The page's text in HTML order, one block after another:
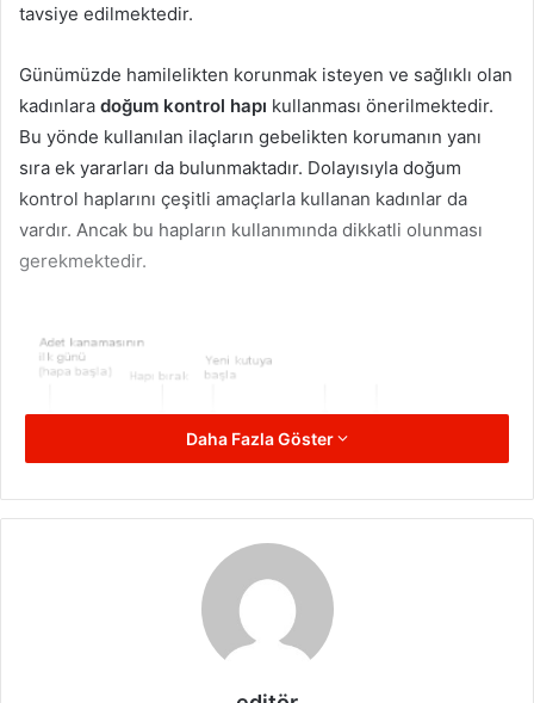
tavsiye edilmektedir.
Günümüzde hamilelikten korunmak isteyen ve sağlıklı olan
kadınlara doğum kontrol hapı kullanması önerilmektedir.
Bu yönde kullanılan ilaçların gebelikten korumanın yanı
sıra ek yararları da bulunmaktadır. Dolayısıyla doğum
kontrol haplarını çeşitli amaçlarla kullanan kadınlar da
vardır. Ancak bu hapların kullanımında dikkatli olunması
gerekmektedir.
Doğum Kontrol Hapı Kullanımı
Doğum kontrol hapı çeşitli amaçlarla kullanılmaktadır.
Sağladığı etkilere bakıldığında bu haplar adet düzeninin
sağlamakta, adet öncesi yaşanan şişkinlik, ödem ve buna
Daha Fazla Göster